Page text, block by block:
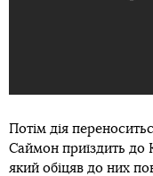
Потім дія
Саймон приїздить до
який обіцяв до них